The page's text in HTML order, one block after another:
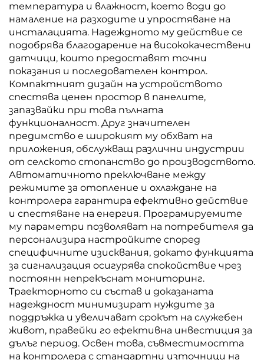
температура и влажност, което води до
намаление на разходите и упростяване на
инсталацията. Надеждното му действие се
подобрява благодарение на висококачествени
датчици, които предоставят точни
показания и последователен контрол.
Компактният дизайн на устройството
спестява ценен простор в панелите,
запазвайки при това пълната
функционалност. Друг значителен
предимство е широкият му обхват на
приложения, обслужващ различни индустрии
от селското стопанство до производството.
Автоматичното преключване между
режимите за отопление и охлаждане на
контролера гарантира ефективно действие
и спестяване на енергия. Програмируемите
му параметри позволяват на потребителя да
персонализира настройките според
специфичните изисквания, докато функцията
за сигнализация осигурява спокойствие чрез
постоянн непрекъснат мониторинг.
Траекторното си състав и доказаната
надеждност минимизират нуждите за
поддръжка и увеличават срокът на служебен
живот, правейки го ефективна инвестиция за
дълъг период. Освен това, съвместимостта
на контролера с стандартни източници на